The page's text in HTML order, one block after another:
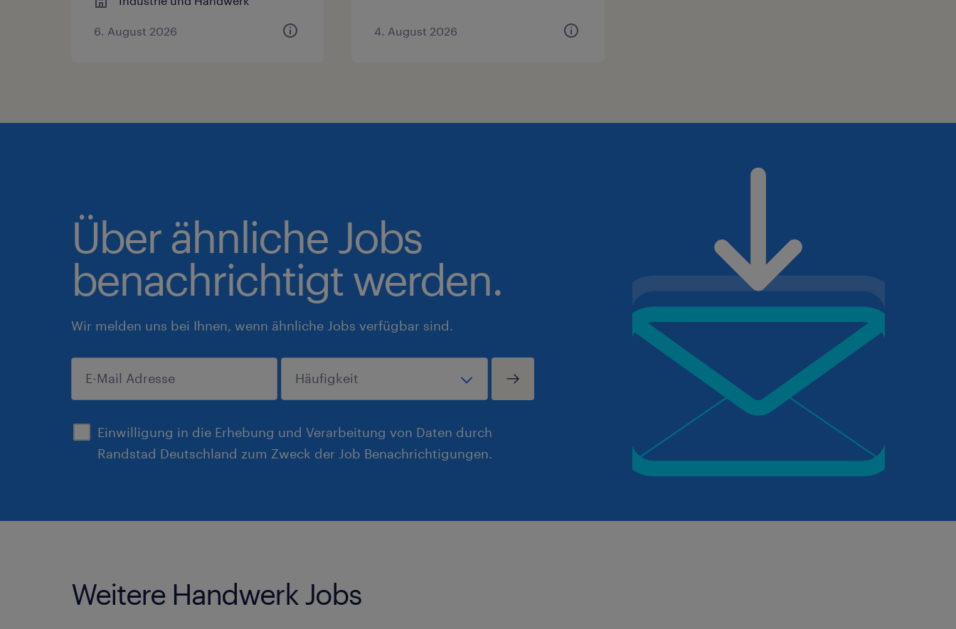
6. August 2026 4. August 2026
Über ähnliche Jobs
benachrichtigt werden.
Wir melden uns bei Ihnen, wenn ähnliche Jobs verfügbar sind.
Einwilligung in die Erhebung und Verarbeitung von Daten durch
Randstad Deutschland zum Zweck der Job Benachrichtigungen.
anmelden
Weitere Handwerk Jobs